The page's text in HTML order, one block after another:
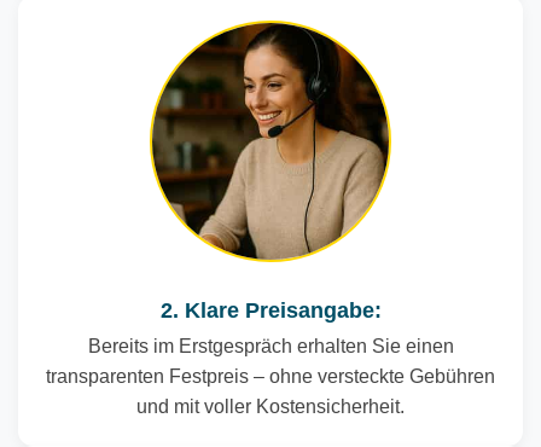
2. Klare Preisangabe:
Bereits im Erstgespräch erhalten Sie einen
transparenten Festpreis – ohne versteckte Gebühren
und mit voller Kostensicherheit.